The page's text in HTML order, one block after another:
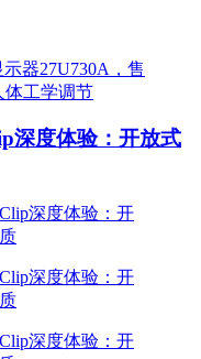
深度体验：开放式